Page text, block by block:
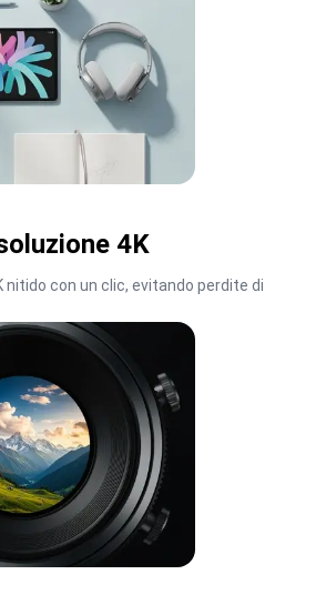
4K
nitido con un clic, evitando perdite di